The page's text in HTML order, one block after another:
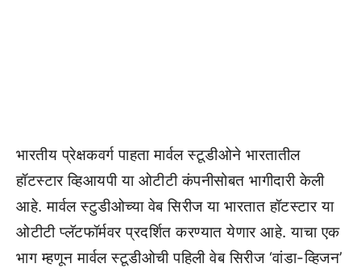
भारतीय प्रेक्षकवर्ग पाहता मार्वल स्टूडीओने भारतातील
हॉटस्टार व्हिआयपी या ओटीटी कंपनीसोबत भागीदारी केली
आहे. मार्वल स्टुडीओच्या वेब सिरीज या भारतात हॉटस्टार या
ओटीटी प्लॅटफॉर्मवर प्रदर्शित करण्यात येणार आहे. याचा एक
भाग म्हणून मार्वल स्टूडीओची पहिली वेब सिरीज ‘वांडा-व्हिजन’